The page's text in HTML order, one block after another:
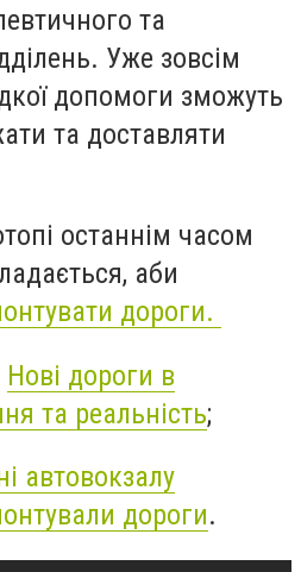
та
Уже зовсім
допомоги зможуть
та доставляти
останнім часом
аби
дороги.
Нові дороги в
та реальність;
автовокзалу
дороги.